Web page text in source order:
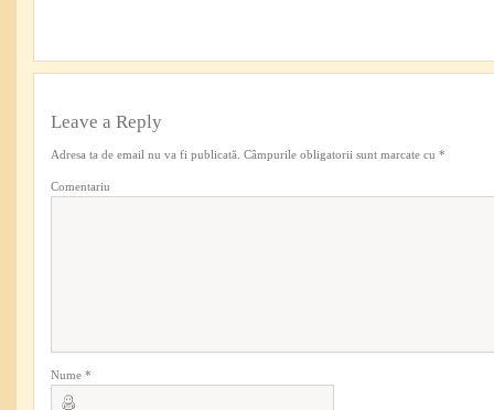
Leave a Reply
Adresa ta de email nu va fi publicată. Câmpurile obligatorii sunt marcate cu *
Comentariu
Nume *